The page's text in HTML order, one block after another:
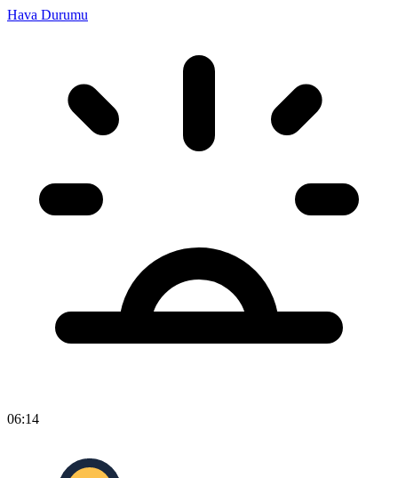
Hava Durumu
06:14